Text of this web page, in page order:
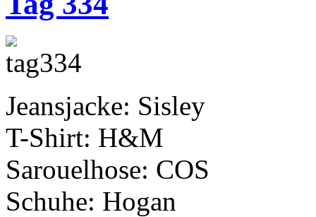
Jeansjacke: Sisley
T-Shirt: H&M
Sarouelhose: COS
Schuhe: Hogan